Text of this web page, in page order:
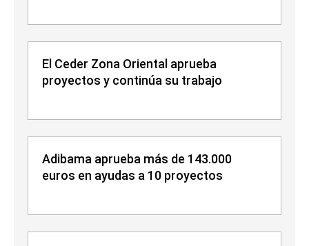
El Ceder Zona Oriental aprueba
proyectos y continúa su trabajo
Adibama aprueba más de 143.000
euros en ayudas a 10 proyectos